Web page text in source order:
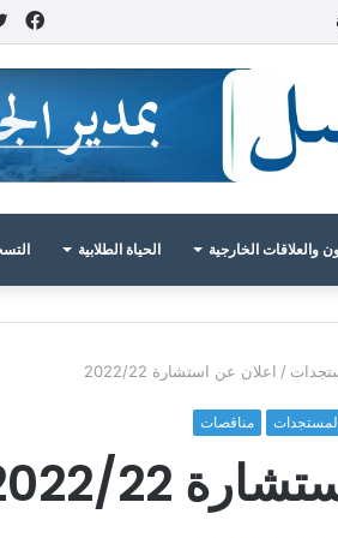
والعلاقات الخارجية الحياة الطلابية
/ اعلان عن استشارة 2022/22
مناقصات
2022/22